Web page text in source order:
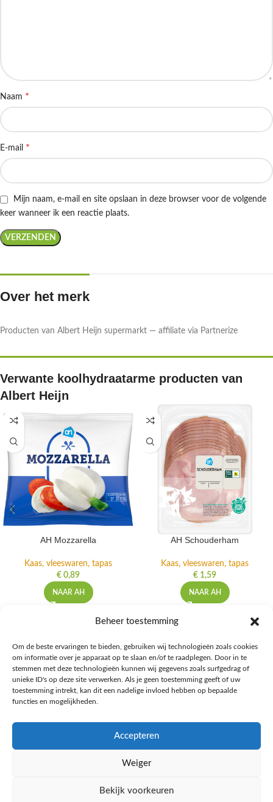
Beheer toestemming
Om de beste ervaringen te bieden, gebruiken wij technologieën zoals cookies
om informatie over je apparaat op te slaan en/of te raadplegen. Door in te
stemmen met deze technologieën kunnen wij gegevens zoals surfgedrag of
unieke ID's op deze site verwerken. Als je geen toestemming geeft of uw
toestemming intrekt, kan dit een nadelige invloed hebben op bepaalde
functies en mogelijkheden.
Accepteren
Weiger
Bekijk voorkeuren
Naam *
E-mail *
Mijn naam, e-mail en site opslaan in deze browser voor de volgende
keer wanneer ik een reactie plaats.
Over het merk
Producten van Albert Heijn supermarkt — affiliate via Partnerize
Verwante koolhydraatarme producten van
Albert Heijn
AH Mozzarella
Kaas, vleeswaren, tapas
€ 0,89
NAAR AH
AH Schouderham
Kaas, vleeswaren, tapas
€ 1,59
NAAR AH
Ontdek de beste keto-vriendelijke keuzes van Albert Heijn, verrijk je
kennis met onze diepgaande blogs over het keto-dieet, en deel jouw
favoriete keto recepten in onze bruisende online gemeenschap!
Ketomaaltijd.nl 2025